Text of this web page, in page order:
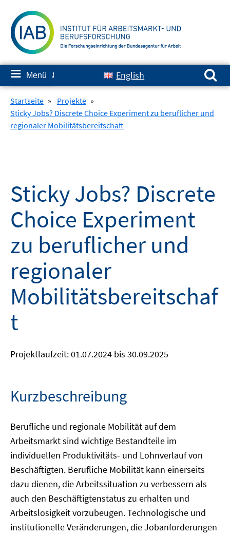
zum
Inhalt
≡ Menü ✘ English
Suchen nach:
Startseite » Projekte »
Sticky Jobs? Discrete Choice Experiment zu beruflicher und
regionaler Mobilitätsbereitschaft
Sticky Jobs? Discrete
Choice Experiment
zu beruflicher und
regionaler
Mobilitätsbereitschaf
t
Projektlaufzeit: 01.07.2024 bis 30.09.2025
Kurzbeschreibung
Berufliche und regionale Mobilität auf dem
Arbeitsmarkt sind wichtige Bestandteile im
individuellen Produktivitäts- und Lohnverlauf von
Beschäftigten. Berufliche Mobilität kann einerseits
dazu dienen, die Arbeitssituation zu verbessern als
auch den Beschäftigtenstatus zu erhalten und
Arbeitslosigkeit vorzubeugen. Technologische und
institutionelle Veränderungen, die Jobanforderungen